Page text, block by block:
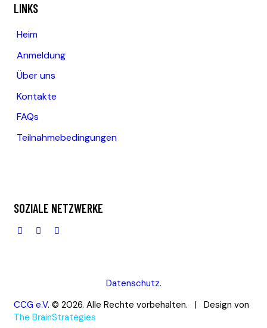
LINKS
Heim
Anmeldung
Über uns
Kontakte
FAQs
Teilnahmebedingungen
SOZIALE NETZWERKE
Datenschutz.
CCG e.V. © 2026. Alle Rechte vorbehalten. | Design von
The BrainStrategies